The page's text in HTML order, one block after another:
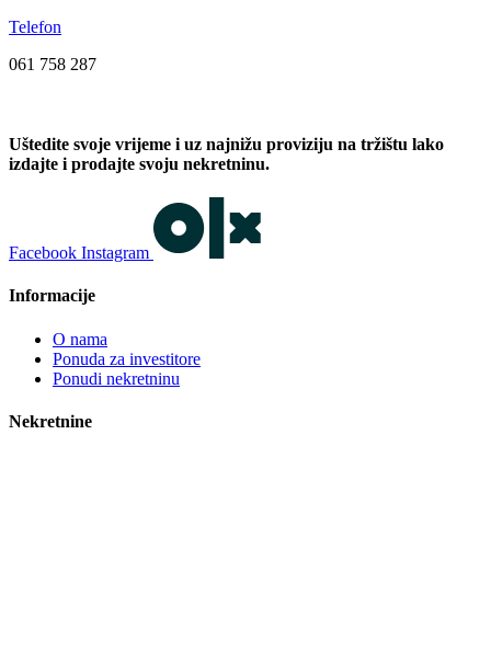
Telefon
061 758 287
Uštedite svoje vrijeme i uz najnižu proviziju na tržištu lako
izdajte i prodajte svoju nekretninu.
Facebook Instagram
Informacije
O nama
Ponuda za investitore
Ponudi nekretninu
Nekretnine